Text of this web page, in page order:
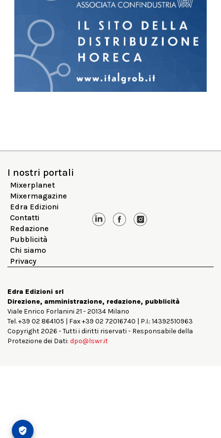
I nostri portali
Mixerplanet
Mixermagazine
Edra Edizioni
Contatti
Redazione
Pubblicità
Chi siamo
Privacy
Edra Edizioni srl
Direzione, amministrazione, redazione, pubblicità
Viale Enrico Forlanini 21 - 20134 Milano
Tel. +39 02 864105 | Fax +39 02 72016740 | P.I.: 14392510963
Copyright 2026 - Tutti i diritti riservati - Responsabile della
Protezione dei Dati: dpo@lswr.it